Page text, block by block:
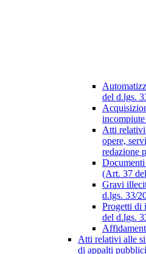
del d.lgs.
Atti
opere,
redazione
(Art. 37
Gravi
d.lgs. 33/
Progetti di
del d.lgs.
Atti relativi alle
di appalti pubblici